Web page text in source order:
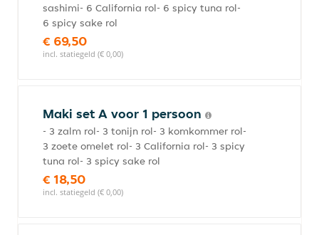
sashimi- 6 California rol- 6 spicy tuna rol-
6 spicy sake rol
€ 69,50
incl. statiegeld (€ 0,00)
Maki set A voor 1 persoon
- 3 zalm rol- 3 tonijn rol- 3 komkommer rol-
3 zoete omelet rol- 3 California rol- 3 spicy
tuna rol- 3 spicy sake rol
€ 18,50
incl. statiegeld (€ 0,00)